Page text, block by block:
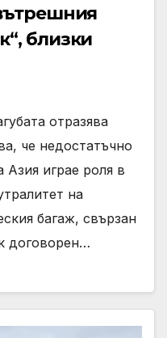
близки
отразява
че недостатъчно
Азия играе роля в
на
багаж, свързан
договорен…